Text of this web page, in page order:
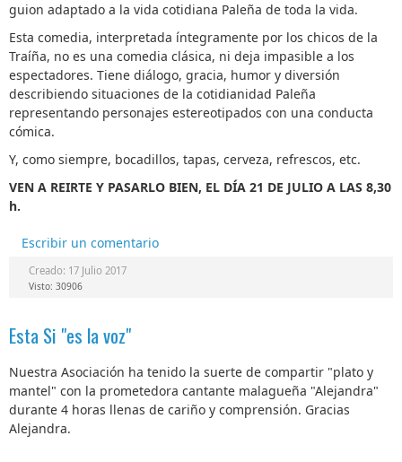
guion adaptado a la vida cotidiana Paleña de toda la vida.
Esta comedia, interpretada íntegramente por los chicos de la
Traíña, no es una comedia clásica, ni deja impasible a los
espectadores. Tiene diálogo, gracia, humor y diversión
describiendo situaciones de la cotidianidad Paleña
representando personajes estereotipados con una conducta
cómica.
Y, como siempre, bocadillos, tapas, cerveza, refrescos, etc.
VEN A REIRTE Y PASARLO BIEN, EL DÍA 21 DE JULIO A LAS 8,30
h.
Escribir un comentario
Creado: 17 Julio 2017
Visto: 30906
Esta Si "es la voz"
Nuestra Asociación ha tenido la suerte de compartir "plato y
mantel" con la prometedora cantante malagueña "Alejandra"
durante 4 horas llenas de cariño y comprensión. Gracias
Alejandra.